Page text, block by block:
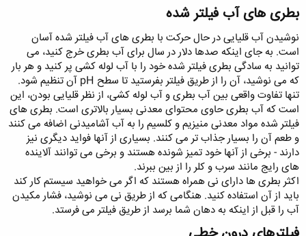
بطری های آب فیلتر شده
نوشیدن آب قلیایی در حال حرکت با بطری های آب فیلتر شده آسان
است. به جای اینکه صدها دلار در سال برای آب بطری خرج کنید، می
توانید به سادگی بطری فیلتر شده خود را با آب لوله کشی پر کنید و هر بار
که می نوشید، آن را از طریق فیلتر بفرستید تا سطح pH آن تنظیم شود.
تنها تفاوت واقعی بین آب بطری و آب لوله کشی، از نظر قلیایی بودن، این
است که آب بطری حاوی محتوای معدنی بسیار بالاتری است. بطری های
فیلتر شده مواد معدنی منیزیم و کلسیم را به آب آشامیدنی اضافه می کنند
و طعم آن را بسیار جذاب تر می کنند. بسیاری از آنها فواید دیگری نیز
دارند - برخی از آنها خود تمیز شونده هستند و برخی می توانند آلاینده
های رایج مانند سرب و کلر را از بین ببرند.
اکثر بطری ها دارای نی همراه هستند که اگر می خواهید سیستم کار کند
باید از آن استفاده کنید. هنگامی که از طریق نی می نوشید، فشار مکیدن
آب را قبل از اینکه به دهان شما برسد از طریق فیلتر می فرستد.